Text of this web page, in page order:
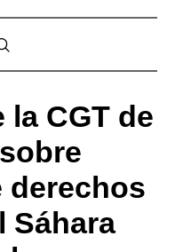
CGT de
derechos
Sáhara